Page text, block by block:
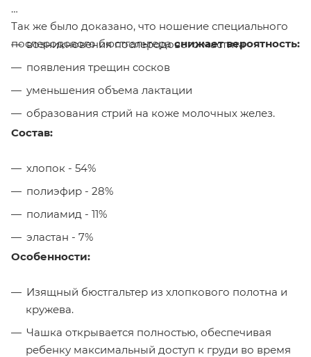
Так же было доказано, что ношение специального
послеродового бюстгальтераснижает вероятность:
возникновения послеродового мастита
появления трещин сосков
уменьшения объема лактации
образования стрий на коже молочных желез.
Состав:
хлопок - 54%
полиэфир - 28%
полиамид - 11%
эластан - 7%
Особенности:
Изящный бюстгальтер из хлопкового полотна и
кружева.
Чашка открывается полностью, обеспечивая
ребенку максимальный доступ к груди во время